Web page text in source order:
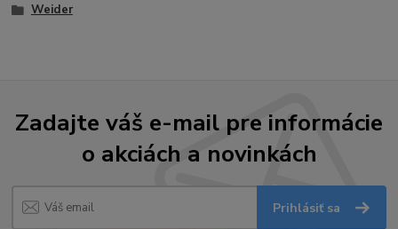
Weider
Zadajte váš e-mail pre informácie
o akciách a novinkách
Prihlásiť sa